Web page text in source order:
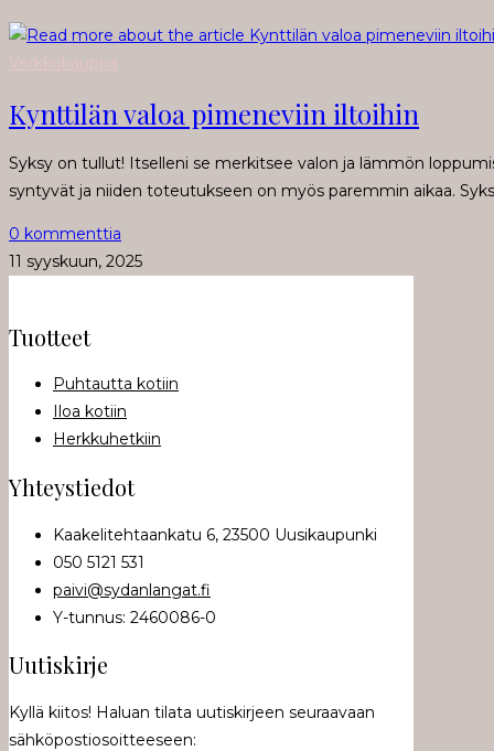
Verkkokauppa
Kynttilän valoa pimeneviin iltoihin
Syksy on tullut! Itselleni se merkitsee valon ja lämmön
syntyvät ja niiden toteutukseen on myös paremmin aikaa.
0 kommenttia
11 syyskuun, 2025
Tuotteet
Puhtautta kotiin
Iloa kotiin
Herkkuhetkiin
Yhteystiedot
Kaakelitehtaankatu 6, 23500 Uusikaupunki
050 5121 531
paivi@sydanlangat.fi
Y-tunnus: 2460086-0
Uutiskirje
Kyllä kiitos! Haluan tilata uutiskirjeen seuraavaan
sähköpostiosoitteeseen: